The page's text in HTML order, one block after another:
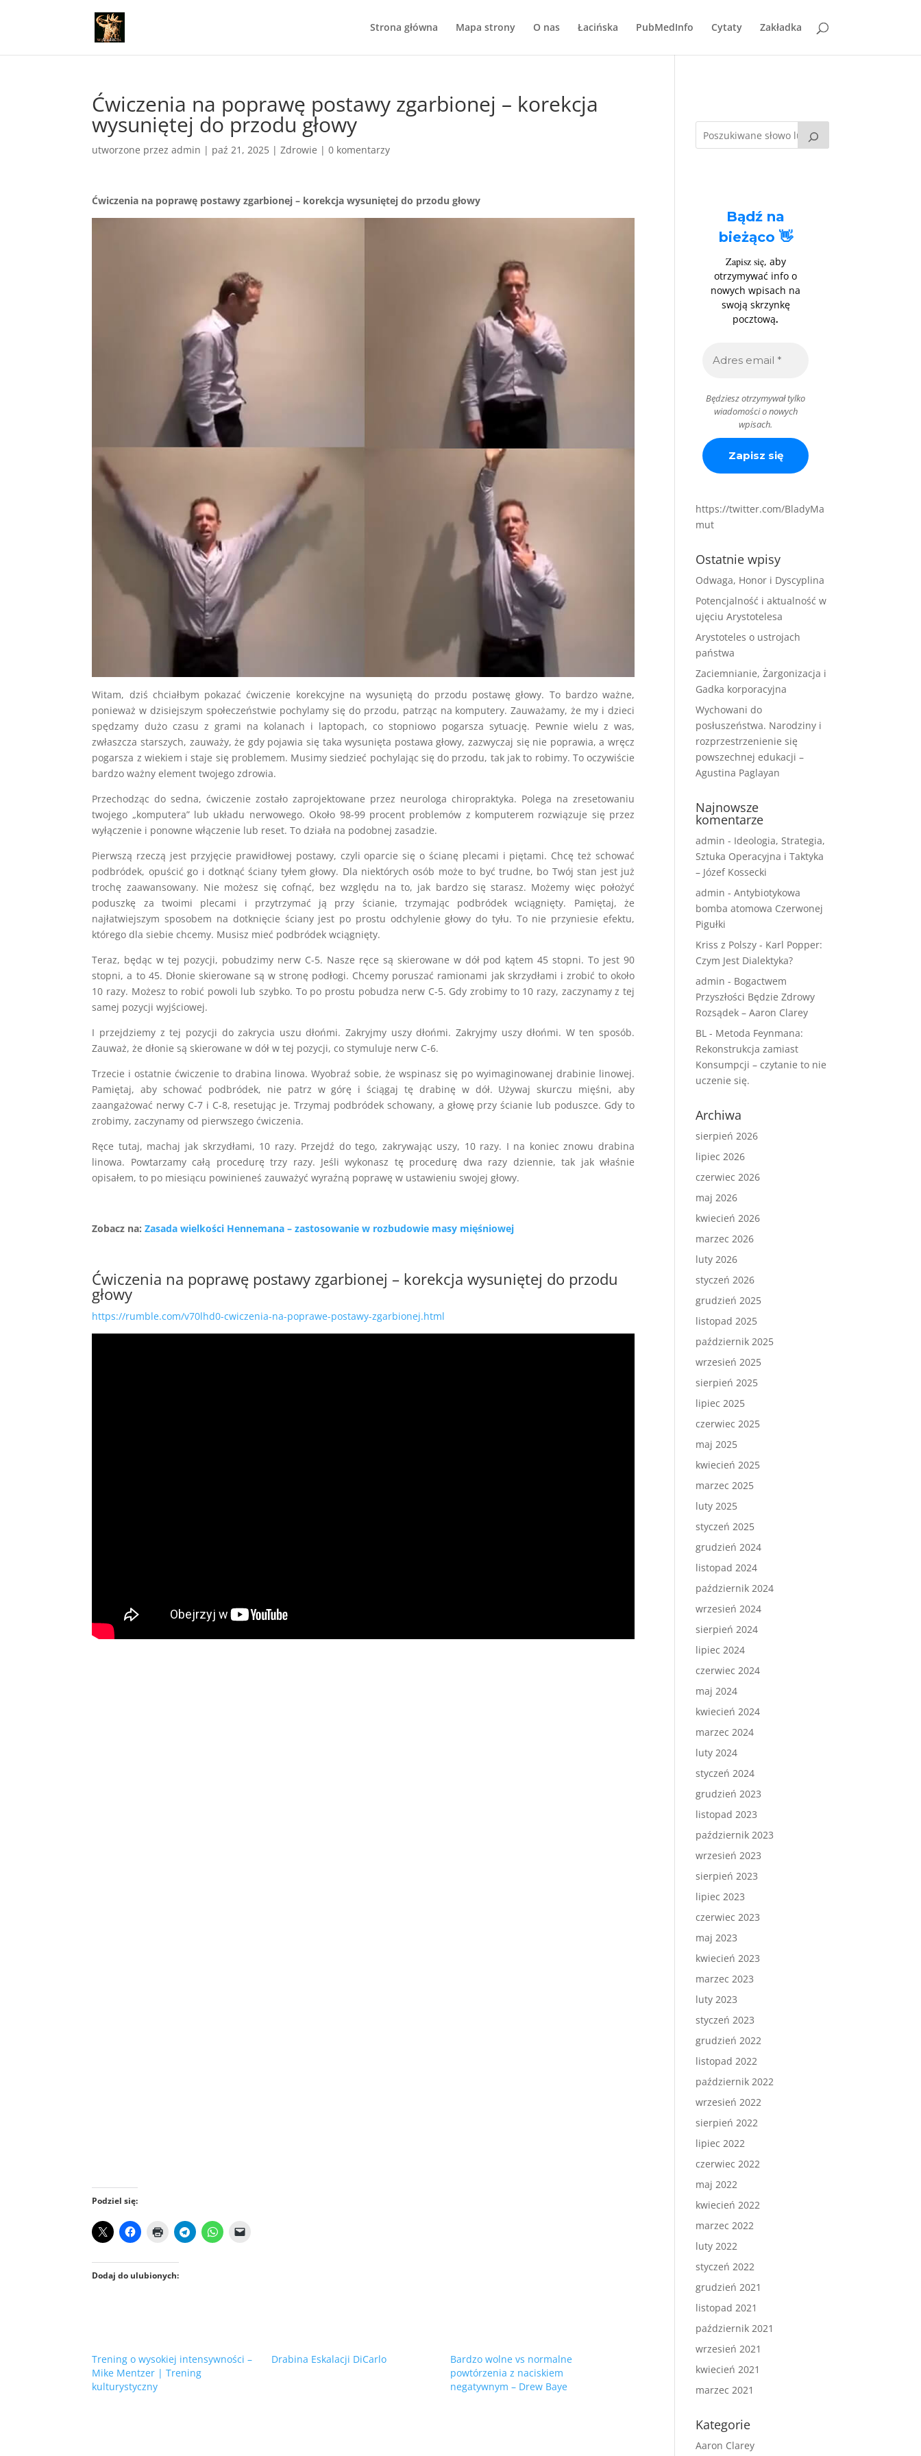
Strona główna Mapa strony O nas Łacińska PubMedInfo Cytaty Zakładka
Ćwiczenia na poprawę postawy zgarbionej – korekcja
wysuniętej do przodu głowy
utworzone przezadmin | paź 21, 2025 |Zdrowie |0 komentarzy
Ćwiczenia na poprawę postawy zgarbionej – korekcja wysuniętej do przodu głowy
Witam, dziś chciałbym pokazać ćwiczenie korekcyjne na wysuniętą do przodu postawę głowy. To bardzo ważne,
ponieważ w dzisiejszym społeczeństwie pochylamy się do przodu, patrząc na komputery. Zauważamy, że my i dzieci
spędzamy dużo czasu z grami na kolanach i laptopach, co stopniowo pogarsza sytuację. Pewnie wielu z was,
zwłaszcza starszych, zauważy, że gdy pojawia się taka wysunięta postawa głowy, zazwyczaj się nie poprawia, a wręcz
pogarsza z wiekiem i staje się problemem. Musimy siedzieć pochylając się do przodu, tak jak to robimy. To oczywiście
bardzo ważny element twojego zdrowia.
Przechodząc do sedna, ćwiczenie zostało zaprojektowane przez neurologa chiropraktyka. Polega na zresetowaniu
twojego „komputera” lub układu nerwowego. Około 98-99 procent problemów z komputerem rozwiązuje się przez
wyłączenie i ponowne włączenie lub reset. To działa na podobnej zasadzie.
Pierwszą rzeczą jest przyjęcie prawidłowej postawy, czyli oparcie się o ścianę plecami i piętami. Chcę też schować
podbródek, opuścić go i dotknąć ściany tyłem głowy. Dla niektórych osób może to być trudne, bo Twój stan jest już
trochę zaawansowany. Nie możesz się cofnąć, bez względu na to, jak bardzo się starasz. Możemy więc położyć
poduszkę za twoimi plecami i przytrzymać ją przy ścianie, trzymając podbródek wciągnięty. Pamiętaj, że
najłatwiejszym sposobem na dotknięcie ściany jest po prostu odchylenie głowy do tyłu. To nie przyniesie efektu,
którego dla siebie chcemy. Musisz mieć podbródek wciągnięty.
Teraz, będąc w tej pozycji, pobudzimy nerw C-5. Nasze ręce są skierowane w dół pod kątem 45 stopni. To jest 90
stopni, a to 45. Dłonie skierowane są w stronę podłogi. Chcemy poruszać ramionami jak skrzydłami i zrobić to około
10 razy. Możesz to robić powoli lub szybko. To po prostu pobudza nerw C-5. Gdy zrobimy to 10 razy, zaczynamy z tej
samej pozycji wyjściowej.
I przejdziemy z tej pozycji do zakrycia uszu dłońmi. Zakryjmy uszy dłońmi. Zakryjmy uszy dłońmi. W ten sposób.
Zauważ, że dłonie są skierowane w dół w tej pozycji, co stymuluje nerw C-6.
Trzecie i ostatnie ćwiczenie to drabina linowa. Wyobraź sobie, że wspinasz się po wyimaginowanej drabinie linowej.
Pamiętaj, aby schować podbródek, nie patrz w górę i ściągaj tę drabinę w dół. Używaj skurczu mięśni, aby
zaangażować nerwy C-7 i C-8, resetując je. Trzymaj podbródek schowany, a głowę przy ścianie lub poduszce. Gdy to
zrobimy, zaczynamy od pierwszego ćwiczenia.
Ręce tutaj, machaj jak skrzydłami, 10 razy. Przejdź do tego, zakrywając uszy, 10 razy. I na koniec znowu drabina
linowa. Powtarzamy całą procedurę trzy razy. Jeśli wykonasz tę procedurę dwa razy dziennie, tak jak właśnie
opisałem, to po miesiącu powinieneś zauważyć wyraźną poprawę w ustawieniu swojej głowy.
Zobacz na:Zasada wielkości Hennemana – zastosowanie w rozbudowie masy mięśniowej
Ćwiczenia na poprawę postawy zgarbionej – korekcja wysuniętej do przodu
głowy
https://rumble.com/v70lhd0-cwiczenia-na-poprawe-postawy-zgarbionej.html
Podziel się:
Dodaj do ulubionych:
Trening o wysokiej intensywności –
Mike Mentzer | Trening
kulturystyczny
Drabina Eskalacji DiCarlo
Bardzo wolne vs normalne
powtórzenia z naciskiem
negatywnym – Drew Baye
Bądź na
bieżąco 👋
Zapisz się, aby
otrzymywać info o
nowych wpisach na
swoją skrzynkę
pocztową.
Będziesz otrzymywał tylko
wiadomości o nowych
wpisach.
https://twitter.com/BladyMa
mut
Ostatnie wpisy
Odwaga, Honor i Dyscyplina
Potencjalność i aktualność w
ujęciu Arystotelesa
Arystoteles o ustrojach
państwa
Zaciemnianie, Żargonizacja i
Gadka korporacyjna
Wychowani do
posłuszeństwa. Narodziny i
rozprzestrzenienie się
powszechnej edukacji –
Agustina Paglayan
Najnowsze
komentarze
admin - Ideologia, Strategia,
Sztuka Operacyjna i Taktyka
– Józef Kossecki
admin -Antybiotykowa
bomba atomowa Czerwonej
Pigułki
Kriss z Polszy - Karl Popper:
Czym Jest Dialektyka?
admin - Bogactwem
Przyszłości Będzie Zdrowy
Rozsądek – Aaron Clarey
BL - Metoda Feynmana:
Rekonstrukcja zamiast
Konsumpcji – czytanie to nie
uczenie się.
Archiwa
sierpień 2026
lipiec 2026
czerwiec 2026
maj 2026
kwiecień 2026
marzec 2026
luty 2026
styczeń 2026
grudzień 2025
listopad 2025
październik 2025
wrzesień 2025
sierpień 2025
lipiec 2025
czerwiec 2025
maj 2025
kwiecień 2025
marzec 2025
luty 2025
styczeń 2025
grudzień 2024
listopad 2024
październik 2024
wrzesień 2024
sierpień 2024
lipiec 2024
czerwiec 2024
maj 2024
kwiecień 2024
marzec 2024
luty 2024
styczeń 2024
grudzień 2023
listopad 2023
październik 2023
wrzesień 2023
sierpień 2023
lipiec 2023
czerwiec 2023
maj 2023
kwiecień 2023
marzec 2023
luty 2023
styczeń 2023
grudzień 2022
listopad 2022
październik 2022
wrzesień 2022
sierpień 2022
lipiec 2022
czerwiec 2022
maj 2022
kwiecień 2022
marzec 2022
luty 2022
styczeń 2022
grudzień 2021
listopad 2021
październik 2021
wrzesień 2021
kwiecień 2021
marzec 2021
Kategorie
Aaron Clarey